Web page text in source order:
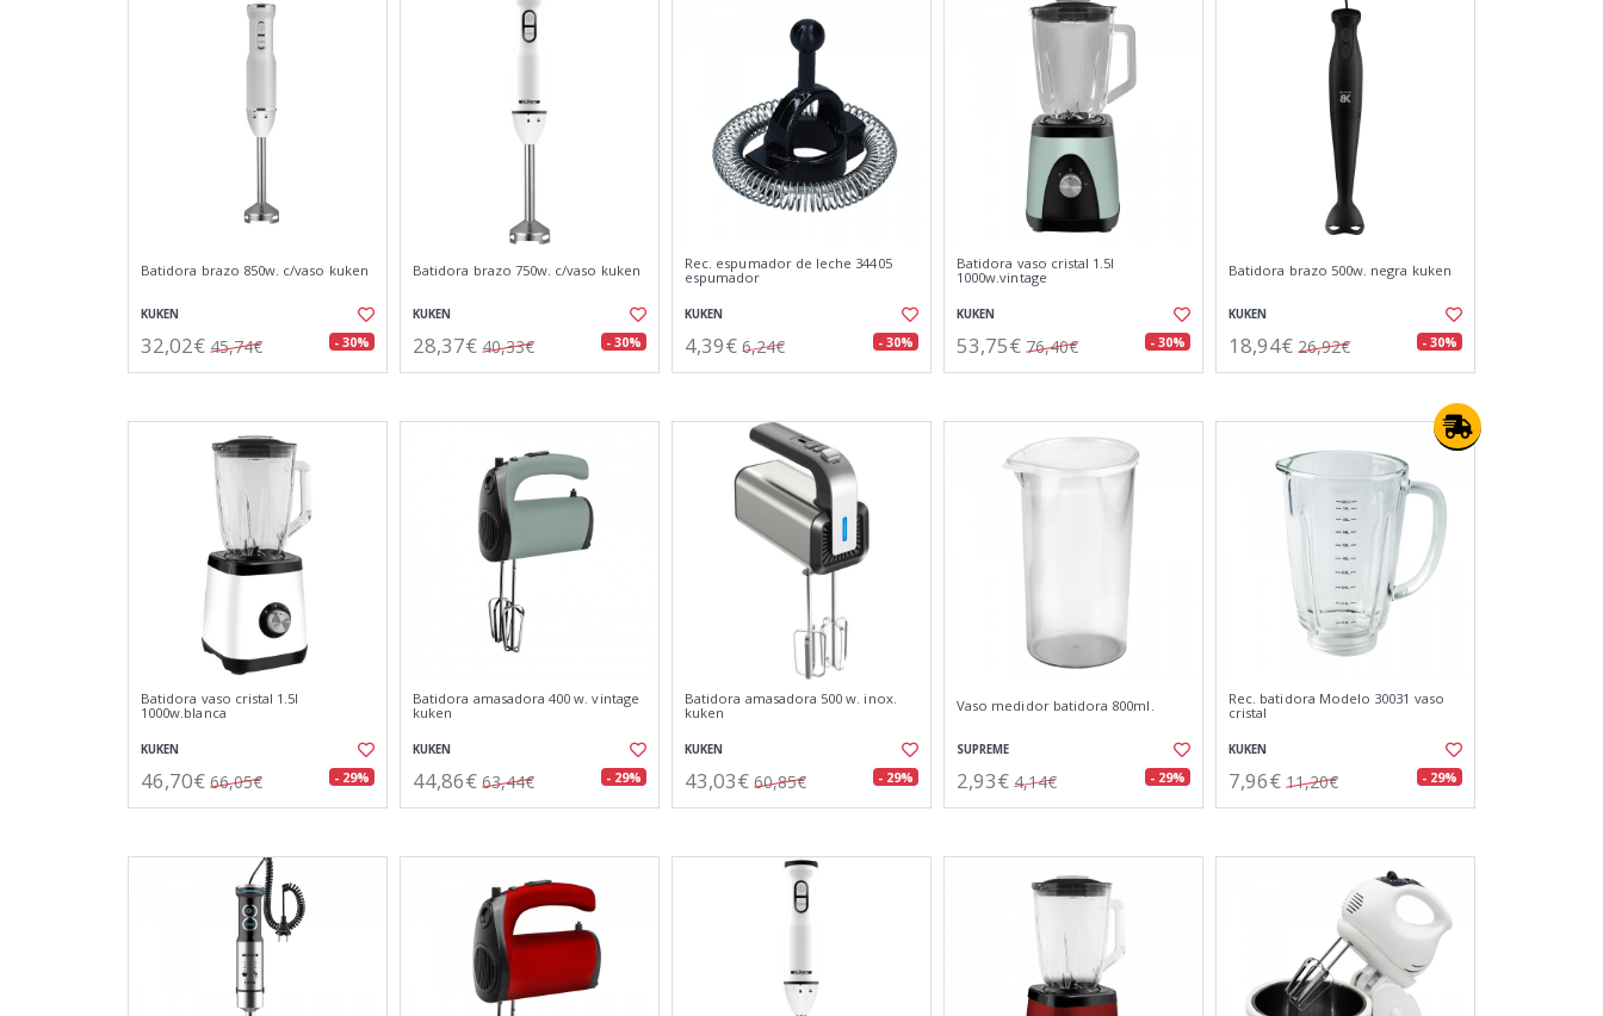
Batidora brazo 850w. c/vaso kuken
KUKEN
32,02€ 45,74€ - 30%
Batidora brazo 750w. c/vaso kuken
KUKEN
28,37€ 40,33€ - 30%
Rec. espumador de leche 34405
espumador
KUKEN
4,39€ 6,24€ - 30%
Batidora vaso cristal 1.5l
1000w.vintage
KUKEN
53,75€ 76,40€ - 30%
Batidora brazo 500w. negra kuken
KUKEN
18,94€ 26,92€ - 30%
Batidora vaso cristal 1.5l
1000w.blanca
KUKEN
46,70€ 66,05€ - 29%
Batidora amasadora 400 w. vintage
kuken
KUKEN
44,86€ 63,44€ - 29%
Batidora amasadora 500 w. inox.
kuken
KUKEN
43,03€ 60,85€ - 29%
Vaso medidor batidora 800ml.
SUPREME
2,93€ 4,14€ - 29%
Rec. batidora Modelo 30031 vaso
cristal
KUKEN
7,96€ 11,20€ - 29%